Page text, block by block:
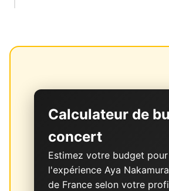
Calculateur de
concert
Estimez votre budget
l'expérience Aya
de France selon votre